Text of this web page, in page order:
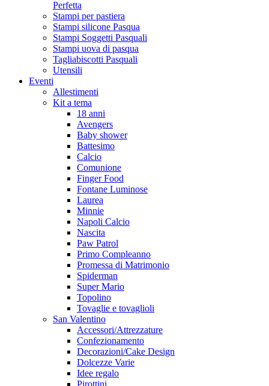
Perfetta
Stampi per pastiera
Stampi silicone Pasqua
Stampi Soggetti Pasquali
Stampi uova di pasqua
Tagliabiscotti Pasquali
Utensili
Eventi
Allestimenti
Kit a tema
18 anni
Avengers
Baby shower
Battesimo
Calcio
Comunione
Finger Food
Fontane Luminose
Laurea
Minnie
Napoli Calcio
Nascita
Paw Patrol
Primo Compleanno
Promessa di Matrimonio
Spiderman
Super Mario
Topolino
Tovaglie e tovaglioli
San Valentino
Accessori/Attrezzature
Confezionamento
Decorazioni/Cake Design
Dolcezze Varie
Idee regalo
Pirottini